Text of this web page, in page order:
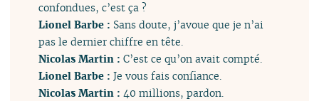
confondues, c’est ça ?
Lionel Barbe : Sans doute, j’avoue que je n’ai
pas le dernier chiffre en tête.
Nicolas Martin :C’est ce qu’on avait compté.
Lionel Barbe :Je vous fais confiance.
Nicolas Martin :40 millions, pardon.